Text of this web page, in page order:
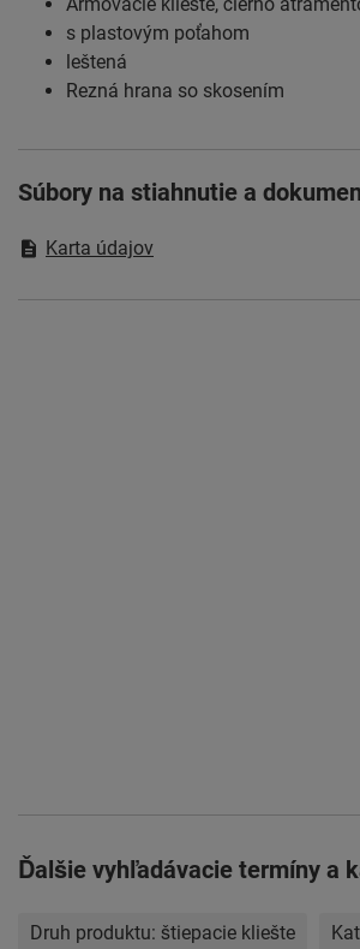
s plastovým poťahom
leštená
Rezná hrana so skosením
Súbory na stiahnutie a
Karta údajov
Ďalšie vyhľadávacie termíny a
Druh produktu: štiepacie kliešte